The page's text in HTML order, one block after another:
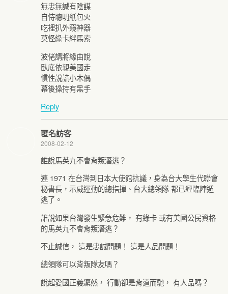
無忠無誠有陰謀
自恃聰明紙包火
吃裡扒外窺神器
莫怪綠卡絆馬索
波佬請將緣由說
臥底依親美國走
慣性說謊小木偶
幕後操持有黑手
Reply
匿名訪客
2008-02-12
誰說馬英九不會背叛潛逃？
連 1971 在台灣到日本大使館抗議，身為台大學生代聯會
秘書長，示威運動的總指揮、台大總領隊 都已經臨陣遁
逃了。
誰說如果台灣發生緊急危難， 有綠卡 或有美國公民資格
的馬英九不會背叛潛逃？
不止誠信， 這是忠誠問題！ 這是人品問題！
總領隊可以背叛隊友嗎？
說起愛國正義凜然， 行動卻是背道而馳， 有人品嗎？